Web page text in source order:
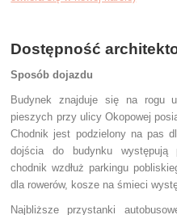
Dostępność
Sposób dojazdu
Budynek znajduje się na rogu
pieszych przy ulicy Okopowej
Chodnik jest podzielony na pas
dojścia do budynku występują
chodnik wzdłuż parkingu
dla rowerów, kosze na śmieci
Najbliższe przystanki